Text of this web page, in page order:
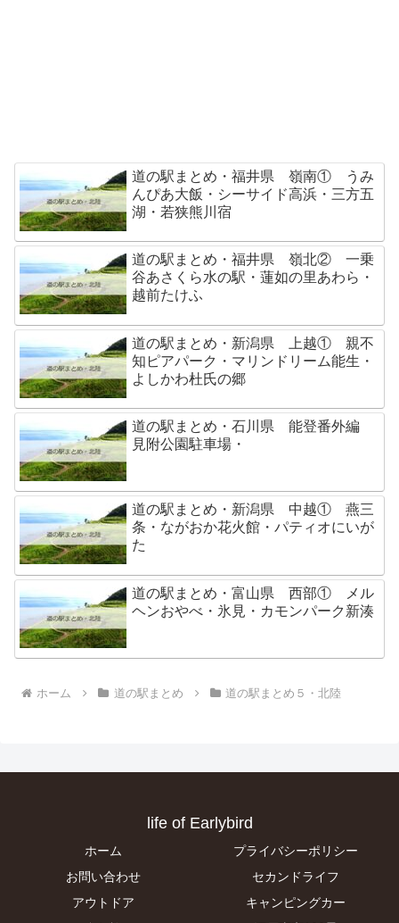
道の駅まとめ・福井県 嶺南① うみ
んぴあ大飯・シーサイド高浜・三方五
湖・若狭熊川宿
道の駅まとめ・福井県 嶺北② 一乗
谷あさくら水の駅・蓮如の里あわら・
越前たけふ
道の駅まとめ・新潟県 上越① 親不
知ピアパーク・マリンドリーム能生・
よしかわ杜氏の郷
道の駅まとめ・石川県 能登番外編
見附公園駐車場・
道の駅まとめ・新潟県 中越① 燕三
条・ながおか花火館・パティオにいが
た
道の駅まとめ・富山県 西部① メル
ヘンおやべ・氷見・カモンパーク新湊
ホーム 道の駅まとめ 道の駅まとめ５・北陸
life of Earlybird
ホーム
プライバシーポリシー
お問い合わせ
セカンドライフ
アウトドア
キャンピングカー